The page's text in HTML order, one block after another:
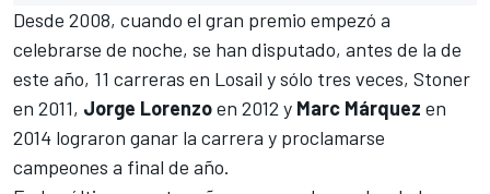
Desde 2008, cuando el gran premio empezó a
celebrarse de noche, se han disputado, antes de la de
este año, 11 carreras en Losail y sólo tres veces, Stoner
en 2011, Jorge Lorenzoen 2012 y Marc Márquez en
2014 lograron ganar la carrera y proclamarse
campeones a final de año.